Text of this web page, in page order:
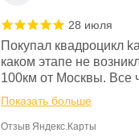
28 июля
Покупал квадроцикл
каком этапе не
100км от Москвы. Все
спидометре всегда
постоянно были на
Считаю, что это
Показать больше
Отзыв Яндекс.Карты